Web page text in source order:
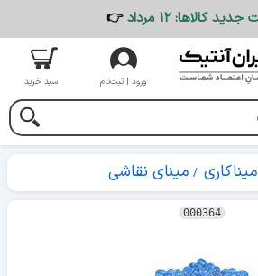
کالاها: ۱۲ مرداد 👉
ورود | ثبت‌نام سبد خرید
میناکاری مینای نقاشی
000364